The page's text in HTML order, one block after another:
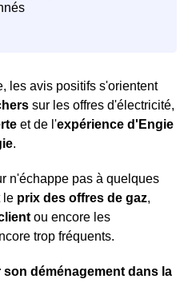
les avis positifs s'orientent
sur les offres d'électricité,
et de l'expérience d'Engie
.
n'échappe pas à quelques
le prix des offres de gaz,
ou encore les
trop fréquents.
déménagement dans la